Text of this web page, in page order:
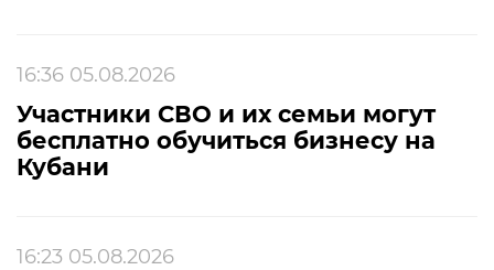
16:36 05.08.2026
Участники СВО и их семьи могут
бесплатно обучиться бизнесу на
Кубани
16:23 05.08.2026